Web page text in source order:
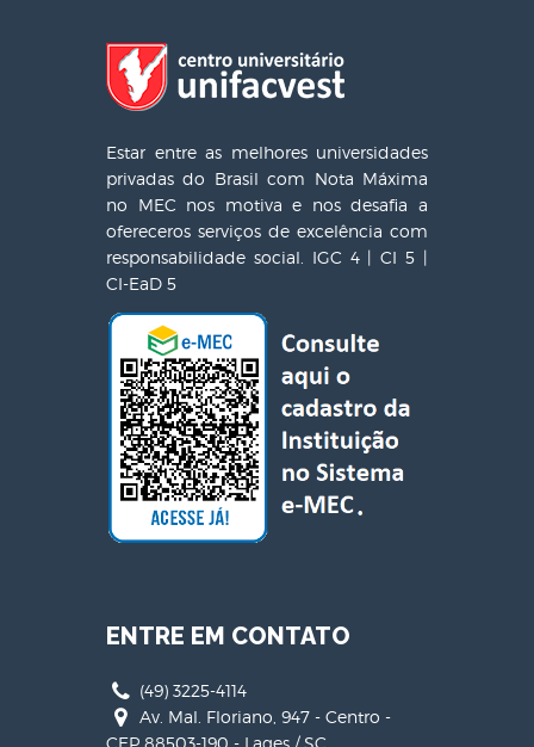
Estar entre as melhores universidades
privadas do Brasil com Nota Máxima
no MEC nos motiva e nos desafia a
ofereceros serviços de excelência com
responsabilidade social. IGC 4 | CI 5 |
CI-EaD 5
ENTRE EM CONTATO
(49) 3225-4114
Av. Mal. Floriano, 947 - Centro -
CEP 88503-190 - Lages / SC